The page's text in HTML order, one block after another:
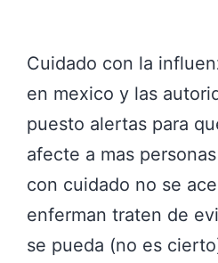
Cuidado con la
en mexico y las
puesto alertas para
afecte a mas
con cuidado no se
enferman traten de
se pueda (no es